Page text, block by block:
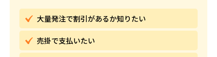
大量発注で割引があるか知りたい
売掛で支払いたい